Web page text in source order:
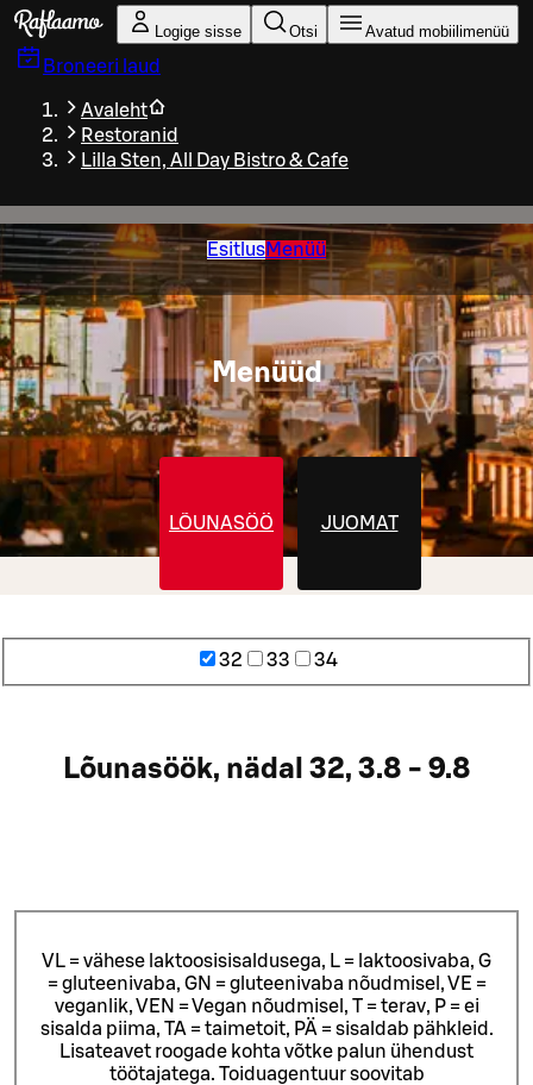
Liigu peamise sisu juurde
Logige sisse Otsi Avatud mobiilimenüü
Broneeri laud
Avaleht
Restoranid
Lilla Sten, All Day Bistro & Cafe
EsitlusMenüü
Menüüd
LÕUNASÖÖK JUOMAT
32 33 34
Lõunasöök, nädal 32, 3.8 - 9.8
VL = vähese laktoosisisaldusega, L = laktoosivaba, G
= gluteenivaba, GN = gluteenivaba nõudmisel, VE =
veganlik, VEN = Vegan nõudmisel, T = terav, P = ei
sisalda piima, TA = taimetoit, PÄ = sisaldab pähkleid.
Lisateavet roogade kohta võtke palun ühendust
töötajatega. Toiduagentuur soovitab